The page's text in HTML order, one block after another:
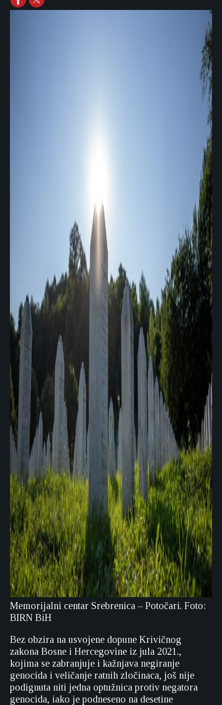
Memorijalni centar Srebrenica – Potočari. Foto:
BIRN BiH
Bez obzira na usvojene dopune Krivičnog
zakona Bosne i Hercegovine iz jula 2021.,
kojima se zabranjuje i kažnjava negiranje
genocida i veličanje ratnih zločinaca, još nije
podignuta niti jedna optužnica protiv negatora
genocida, iako je podneseno na desetine